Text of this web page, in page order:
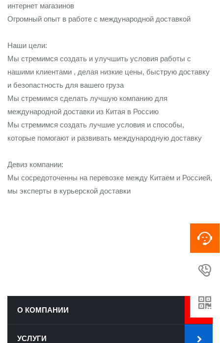
интернет магазинов
Огромный опыт в работе с международной доставкой
Наши цели:
Мы стремимся создать и улучшить условия работы с
нашими клиентами , делая низкие цены, быструю доставку
и безопастность для вашего груза
Мы стремимся сделать лучшую компанию для
международной доставки из Китая в Россию
Мы стремимся создать лучшие условия и способы,
которые помогают и развивать международную доставку
Девиз компании:
Мы сосредоточенны на перевозке между Китаем и Россией,
мы эксперты в курьерской доставки
О КОМПАНИИ
УСЛУГИ

